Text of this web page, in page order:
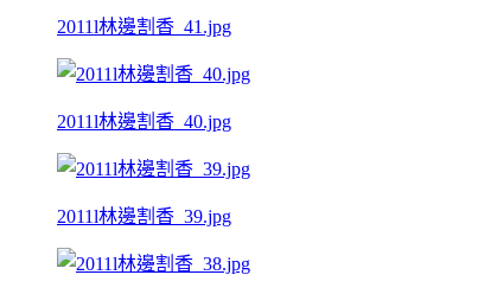
2011l林邊割香_41.jpg
2011l林邊割香_40.jpg
2011l林邊割香_39.jpg